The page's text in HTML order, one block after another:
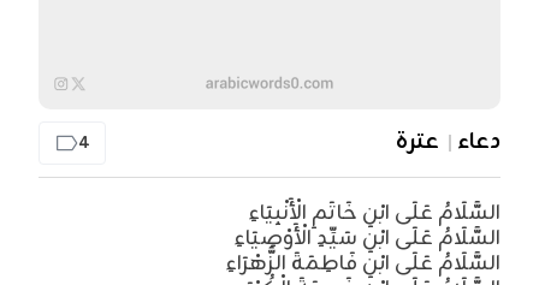
دعاء عترة 4
السَّلَامُ عَلَى ابْنِ خَاتَمِ الْأَنْبِيَاءِ
السَّلَامُ عَلَى ابْنِ سَيِّدِ الْأَوْصِيَاءِ
السَّلَامُ عَلَى ابْنِ فَاطِمَةَ الزَّهْرَاءِ